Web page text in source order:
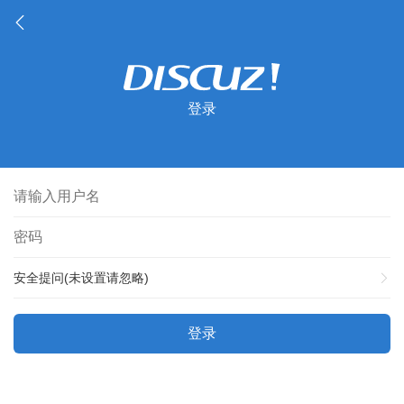
登录
安全提问(未设置请忽略)
登录